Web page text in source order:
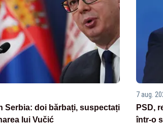
Serbia: doi bărbați, suspectați
lui Vučić
7 aug.
PSD,
într-o